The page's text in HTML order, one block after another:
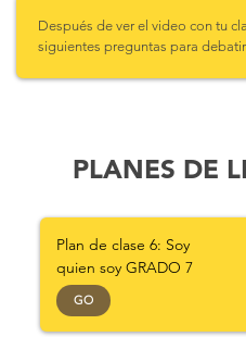
Después de ver el video con tu
siguientes preguntas para
PLANES DE
Plan de clase 6: Soy
quien soy GRADO 7
GO